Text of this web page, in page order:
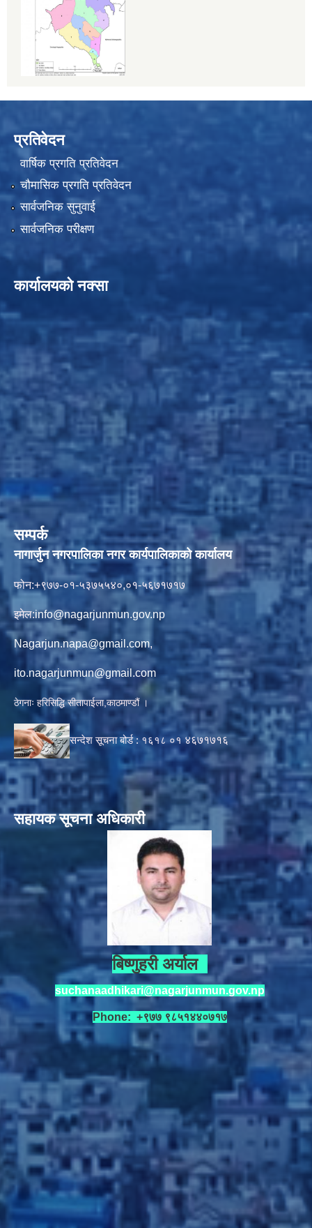
प्रतिवेदन
वार्षिक प्रगति प्रतिवेदन
चौमासिक प्रगति प्रतिवेदन
सार्वजनिक सुनुवाई
सार्वजनिक परीक्षण
कार्यालयको नक्सा
सम्पर्क
नागार्जुन नगरपालिका नगर कार्यपालिकाको कार्यालय
फोन:+९७७-०१-५३७५५४०,०१-५६७१७१७
इमेल:info@nagarjunmun.gov.np
Nagarjun.napa@gmail.com,
ito.nagarjunmun@gmail.com
ठेगनाः हरिसिद्धि सीतापाईला,काठमाण्डौं ।
सन्देश सूचना बोर्ड : १६१८ ०१४६७१७१६
सहायक सूचना अधिकारी
बिष्णुहरी अर्याल
suchanaadhikari@nagarjunmun.gov.np
Phone: +९७७ ९८५१४४०७१७